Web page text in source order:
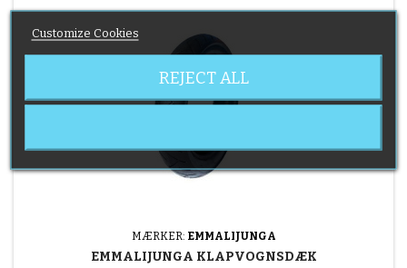
MÆRKER: EMMALIJUNGA
EMMALIJUNGA KLAPVOGNSDÆK
Customize Cookies
REJECT ALL